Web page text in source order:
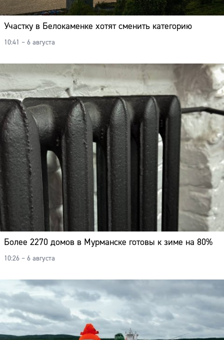
Участку в Белокаменке хотят сменить категорию
10:41 – 6 августа
Более 2270 домов в Мурманске готовы к зиме на 80%
10:26 – 6 августа